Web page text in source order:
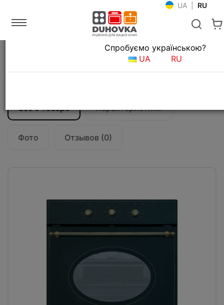
UA RU
Встраиваемая техника Духовые шкафы
Электрический духовой шкаф Fabiano
Все о товаре Характеристики
Фото Отзывов (0)
Язык магазина
Спробуємо українською?
UA
RU